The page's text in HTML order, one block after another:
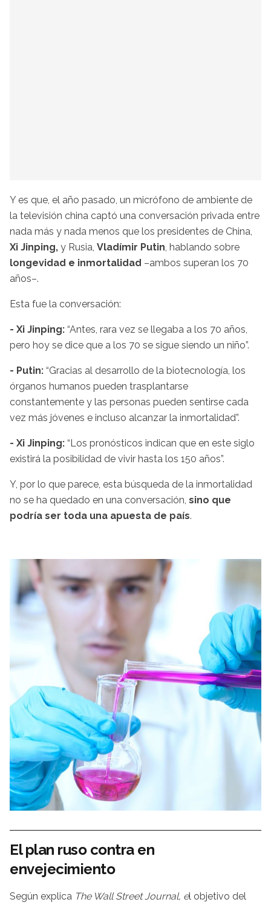
Y es que, el año pasado, un micrófono de ambiente de
la televisión china captó una conversación privada entre
nada más y nada menos que los presidentes de China,
Xi Jinping, y Rusia, Vladímir Putin, hablando sobre
longevidad e inmortalidad –ambos superan los 70
años–.
Esta fue la conversación:
- Xi Jinping: “Antes, rara vez se llegaba a los 70 años,
pero hoy se dice que a los 70 se sigue siendo un niño”.
- Putin: “Gracias al desarrollo de la biotecnología, los
órganos humanos pueden trasplantarse
constantemente y las personas pueden sentirse cada
vez más jóvenes e incluso alcanzar la inmortalidad”.
- Xi Jinping: “Los pronósticos indican que en este siglo
existirá la posibilidad de vivir hasta los 150 años”.
Y, por lo que parece, esta búsqueda de la inmortalidad
no se ha quedado en una conversación, sino que
podría ser toda una apuesta de país.
El plan ruso contra en
envejecimiento
Según explica The Wall Street Journal, el objetivo del